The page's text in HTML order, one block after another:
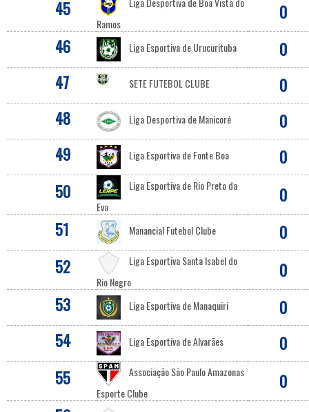
45
Ramos
0
46
Liga Esportiva de Urucurituba
0
47
SETE FUTEBOL CLUBE
0
48
Liga Desportiva de Manicoré
0
49
Liga Esportiva de Fonte Boa
0
50
Liga Esportiva de Rio Preto da
Eva
0
51
Manancial Futebol Clube
0
52
Liga Esportiva Santa Isabel do
Rio Negro
0
53
Liga Esportiva de Manaquiri
0
54
Liga Esportiva de Alvarães
0
55
Associação São Paulo Amazonas
Esporte Clube
0